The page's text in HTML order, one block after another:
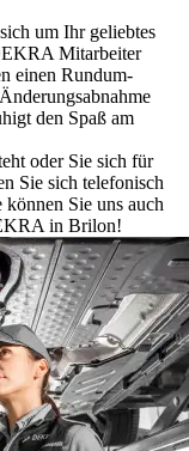
um Ihr geliebtes
Mitarbeiter
einen Rundum-
den Spaß am
oder Sie sich für
Sie sich telefonisch
Sie uns auch
in Brilon!